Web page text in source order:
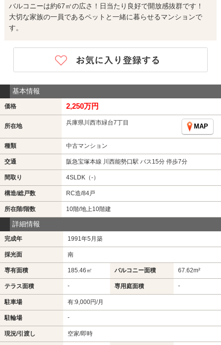
バルコニーは約67㎡の広さ！日当たり良好で開放感抜群です！
大切な家族の一員であるペットと一緒に暮らせるマンションで
す。
基本情報
価格 2,250万円
所在地 兵庫県川西市緑台7丁目
MAP
種類 中古マンション
交通 阪急宝塚本線 川西能勢口駅 バス15分 停歩7分
間取り 4SLDK（-）
構造/総戸数 RC造/84戸
所在階/階数 10階/地上10階建
詳細情報
完成年 1991年5月築
採光面 南
専有面積 185.46㎡ バルコニー面積 67.62m²
テラス面積 - 専用庭面積 -
駐車場 有:9,000円/月
駐輪場 -
現況/引渡し 空家/即時